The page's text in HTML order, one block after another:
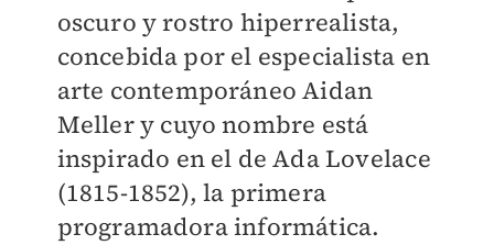
oscuro y rostro hiperrealista,
concebida por el especialista en
arte contemporáneo Aidan
Meller y cuyo nombre está
inspirado en el de Ada Lovelace
(1815-1852), la primera
programadora informática.